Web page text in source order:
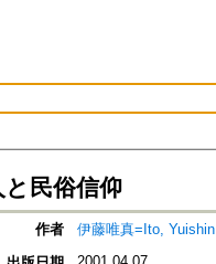
と民俗信仰
作者
伊藤唯真=Ito, Yuishin